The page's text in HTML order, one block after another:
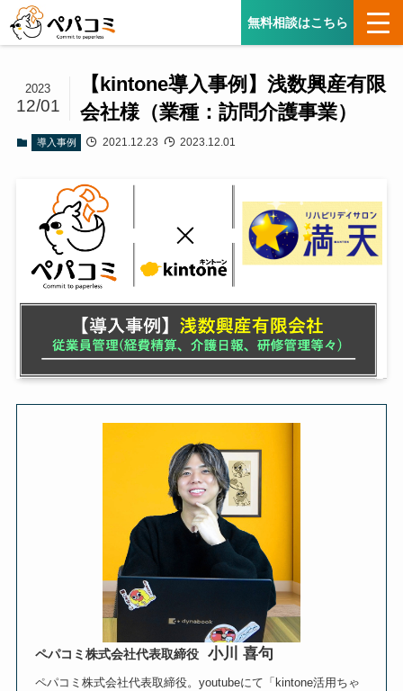
無料相談はこちら
【kintone導入事例】浅数興産有限
会社様（業種：訪問介護事業）
2023
12/01
導入事例 2021.12.23 2023.12.01
ペパコミ株式会社代表取締役 小川 喜句
ペパコミ株式会社代表取締役。youtubeにて「kintone活用ちゃ